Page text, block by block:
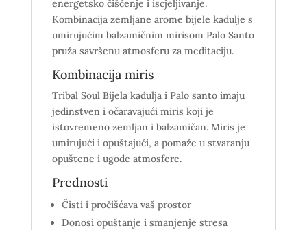
energetsko čišćenje i iscjeljivanje.
Kombinacija zemljane arome bijele kadulje s
umirujućim balzamičnim mirisom Palo Santo
pruža savršenu atmosferuza meditaciju.
Kombinacija miris
Tribal Soul Bijela kadulja i Palo santo imaju
jedinstven i očaravajući miris koji je
istovremeno zemljan i balzamičan. Miris je
umirujući i opuštajući, a pomaže u stvaranju
opuštene i ugode atmosfere.
Prednosti
Čisti i pročišćava vaš prostor
Donosi opuštanje i smanjenje stresa